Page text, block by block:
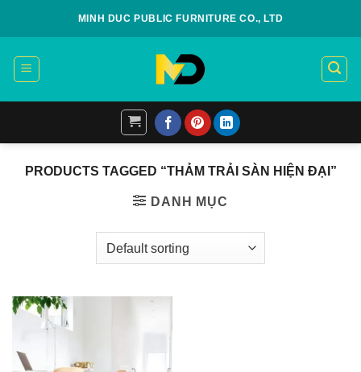
MINH DUC PUBLIC FURNITURE CO., LTD
PRODUCTS TAGGED “THẢM TRẢI SÀN HIỆN ĐẠI”
DANH MỤC